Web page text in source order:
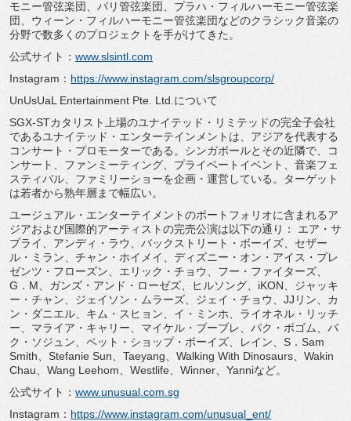
モニー管弦楽団、パリ管弦楽団、プラハ・ フィルハーモニー管弦楽
団、ウィーン・ フィルハーモニー管弦楽団などのクラシック音楽の
分野で数多くのプロジェクトを手がけてきた。
公式サイト： www.slsintl.com
Instagram： https://www. instagram.com/slsgroupcorp/
UnUsUaL Entertainment Pte. Ltd.について
SGX-STカタリスト上場のユナイテッド・ リミテッドの完全子会社
であるユナイテッド・ エンターテインメントは、アジアを代表する
コンサート・ プロモーターである。シンガポールとその近隣で、コ
ンサート、 ファンミーティング、プライベートイベント、 音楽フェ
スティバル、ファミリーショーを企画・運営している。
ターゲット
は若者から熟年層まで幅広い。
ユージュアル・ エンターテイメントのポートフォリオに含まれるア
ジアおよび国際的アーティストの完売公演は以下の通り： エア・サ
プライ、アンディ・ラウ、バックストリート・ボーイズ、 セザー
ル・ミラン、チャン・ホイメイ、ディズニー・オン・ アイス・プレ
ゼンツ・フローズン、エリック・チョウ、フー・ ファイターズ、
G．M、ガンズ・アンド・ローゼズ、ヒルソング、 iKON、ジャッキ
ー・チャン、ジェイソン・ムラーズ、ジェイ・ チョウ、JJリン、カ
ン・ダニエル、キム・スヒョン、イ・ ミンホ、ライオネル・リッチ
ー、マライア・キャリー、マイケル・ ブーブレ、パク・ボゴム、パ
ク・ソジュン、ペット・ショップ・ ボーイズ、レイン、S．Sam
Smith、Stefanie Sun、Taeyang、Walking With Dinosaurs、Wakin
Chau、Wang Leehom、Westlife、Winner、 Yanniなど。
公式サイト： www.unusual.com.sg
Instagram： https://www. instagram.com/unusual_ent/